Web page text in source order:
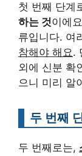
첫 번째 단계
하는 것이에
류입니다. 여
참해야 해요.
외에 신분 확
으니 미리 알
두 번째
두 번째로는,